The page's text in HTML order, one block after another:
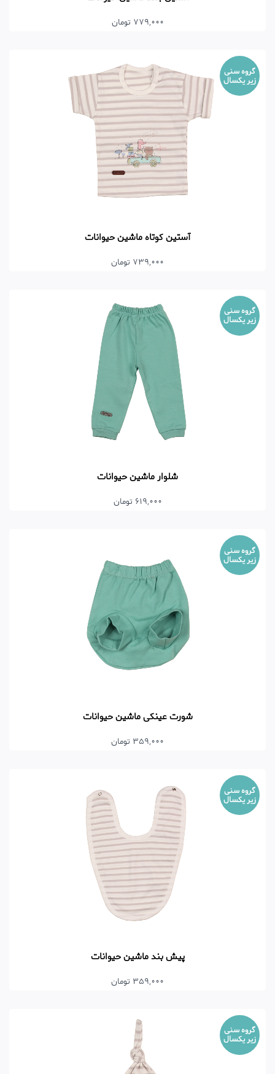
779,000 تومان
گروه سنی
زیر یکسال
آستین کوتاه ماشین حیوانات
739,000 تومان
گروه سنی
زیر یکسال
شلوار ماشین حیوانات
619,000 تومان
گروه سنی
زیر یکسال
شورت عینکی ماشین حیوانات
359,000 تومان
گروه سنی
زیر یکسال
پیش بند ماشین حیوانات
359,000 تومان
گروه سنی
زیر یکسال